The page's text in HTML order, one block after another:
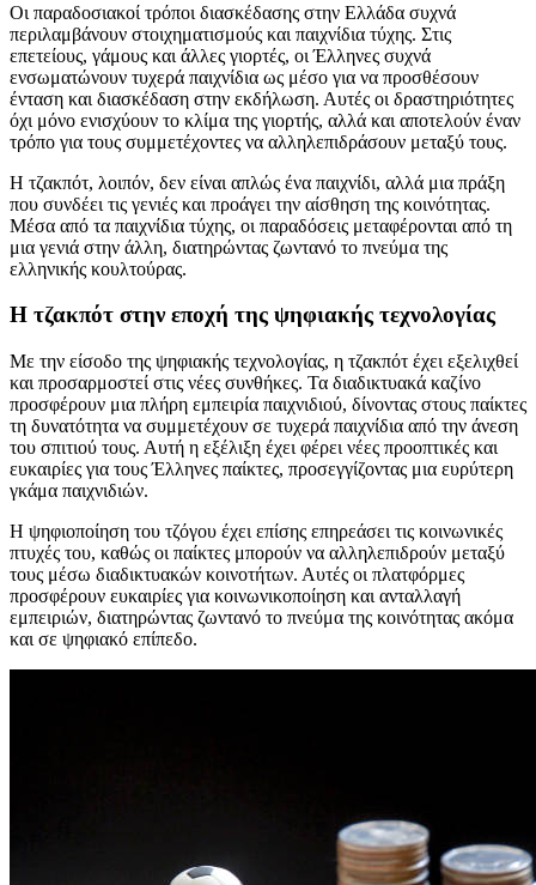
Οι παραδοσιακοί τρόποι διασκέδασης στην Ελλάδα συχνά
περιλαμβάνουν στοιχηματισμούς και παιχνίδια τύχης. Στις
επετείους, γάμους και άλλες γιορτές, οι Έλληνες συχνά
ενσωματώνουν τυχερά παιχνίδια ως μέσο για να προσθέσουν
ένταση και διασκέδαση στην εκδήλωση. Αυτές οι δραστηριότητες
όχι μόνο ενισχύουν το κλίμα της γιορτής, αλλά και αποτελούν έναν
τρόπο για τους συμμετέχοντες να αλληλεπιδράσουν μεταξύ τους.
Η τζακπότ, λοιπόν, δεν είναι απλώς ένα παιχνίδι, αλλά μια πράξη
που συνδέει τις γενιές και προάγει την αίσθηση της κοινότητας.
Μέσα από τα παιχνίδια τύχης, οι παραδόσεις μεταφέρονται από τη
μια γενιά στην άλλη, διατηρώντας ζωντανό το πνεύμα της
ελληνικής κουλτούρας.
Η τζακπότ στην εποχή της ψηφιακής τεχνολογίας
Με την είσοδο της ψηφιακής τεχνολογίας, η τζακπότ έχει εξελιχθεί
και προσαρμοστεί στις νέες συνθήκες. Τα διαδικτυακά καζίνο
προσφέρουν μια πλήρη εμπειρία παιχνιδιού, δίνοντας στους παίκτες
τη δυνατότητα να συμμετέχουν σε τυχερά παιχνίδια από την άνεση
του σπιτιού τους. Αυτή η εξέλιξη έχει φέρει νέες προοπτικές και
ευκαιρίες για τους Έλληνες παίκτες, προσεγγίζοντας μια ευρύτερη
γκάμα παιχνιδιών.
Η ψηφιοποίηση του τζόγου έχει επίσης επηρεάσει τις κοινωνικές
πτυχές του, καθώς οι παίκτες μπορούν να αλληλεπιδρούν μεταξύ
τους μέσω διαδικτυακών κοινοτήτων. Αυτές οι πλατφόρμες
προσφέρουν ευκαιρίες για κοινωνικοποίηση και ανταλλαγή
εμπειριών, διατηρώντας ζωντανό το πνεύμα της κοινότητας ακόμα
και σε ψηφιακό επίπεδο.